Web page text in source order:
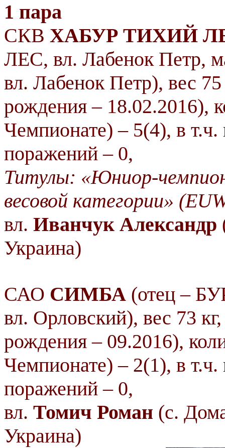
1 пара
СКВ ХАБУР ТИХИЙ
ЛЕС, вл. Лабенок
вл. Лабенок Петр), вес 75
рождения – 18.02.2016),
Чемпионате) – 5(4), в
поражений – 0,
Титулы: «Юниор-
весовой категории»
вл. Иванчук Александр
Украина)
САО СИМБА (отец –
вл. Орловский), вес 73
рождения – 09.2016),
Чемпионате) – 2(1), в
поражений – 0,
вл. Томич Роман (с.
Украина)